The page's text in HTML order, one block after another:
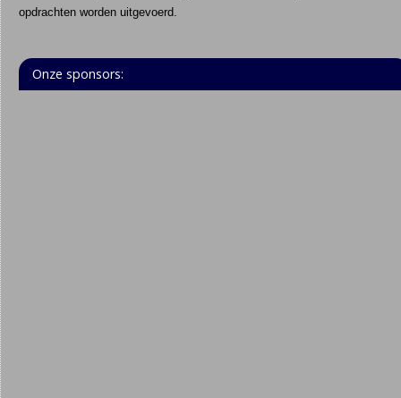
opdrachten worden uitgevoerd.
Onze sponsors: